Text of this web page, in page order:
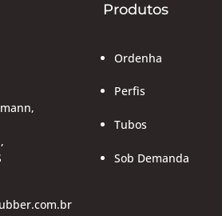
Produtos
Ordenha
Perfis
Tubos
Sob Demanda